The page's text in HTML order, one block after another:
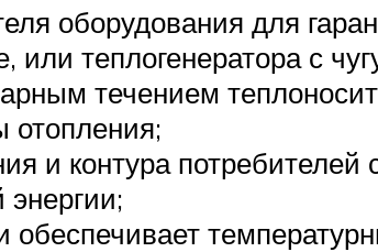
оборудования для
теплогенератора с
течением
отопления;
и контура